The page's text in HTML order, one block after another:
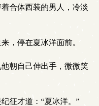
合体西装的男人，冷淡
，停在夏冰洋面前。
朝自己伸出手，微微笑
征才道：“夏冰洋。”